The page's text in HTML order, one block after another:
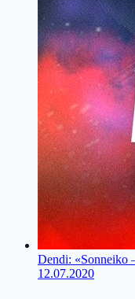
Dendi: «Sonneiko
12.07.2020